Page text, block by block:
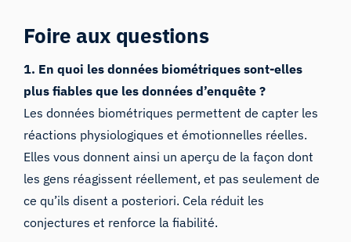
Foire aux questions
1. En quoi les données biométriques sont-elles
plus fiables que les données d’enquête ?
Les données biométriques permettent de capter les
réactions physiologiques et émotionnelles réelles.
Elles vous donnent ainsi un aperçu de la façon dont
les gens réagissent réellement, et pas seulement de
ce qu’ils disent a posteriori. Cela réduit les
conjectures et renforce la fiabilité.